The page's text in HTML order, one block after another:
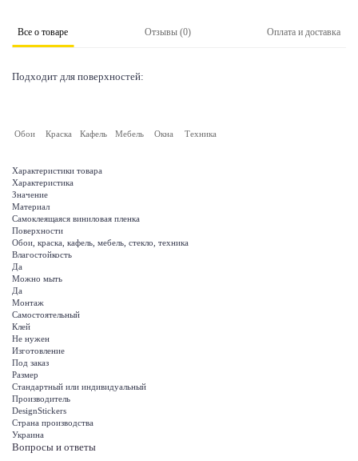
Все о товаре Отзывы (0) Оплата и доставка
Подходит для поверхностей:
Обои Краска Кафель Мебель Окна Техника
Характеристики товара
Характеристика
Значение
Материал
Самоклеящаяся виниловая пленка
Поверхности
Обои, краска, кафель, мебель, стекло, техника
Влагостойкость
Да
Можно мыть
Да
Монтаж
Самостоятельный
Клей
Не нужен
Изготовление
Под заказ
Размер
Стандартный или индивидуальный
Производитель
DesignStickers
Страна производства
Украина
Вопросы и ответы